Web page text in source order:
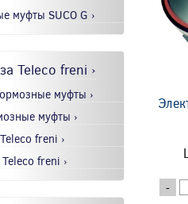
муфты SUCO G ›
Teleco freni ›
муфты ›
муфты ›
freni ›
freni ›
-